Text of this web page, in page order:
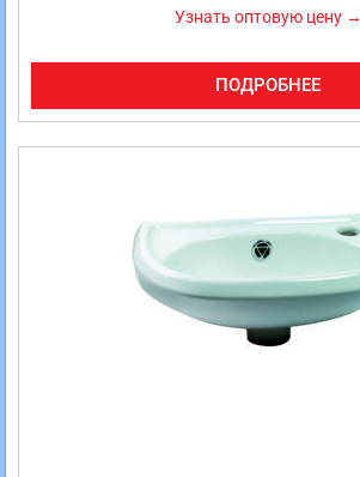
Узнать оптовую цену →
ПОДРОБНЕЕ